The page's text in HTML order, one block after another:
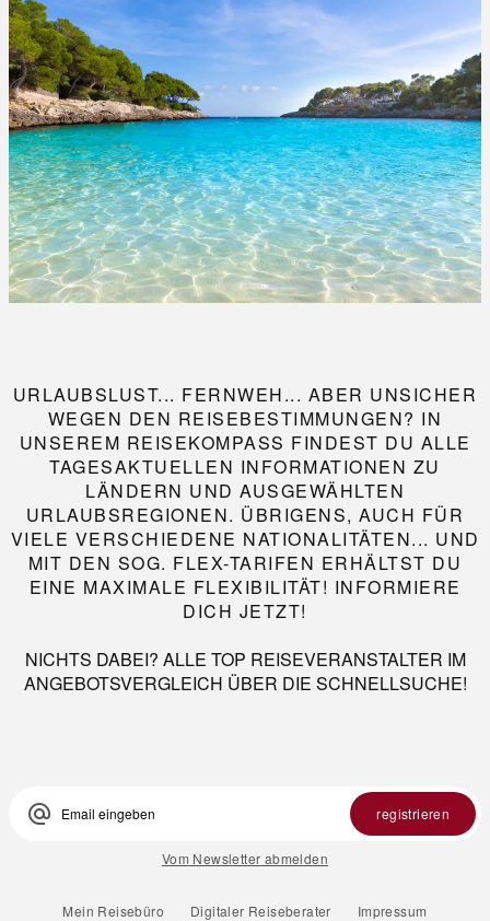
URLAUBSLUST... FERNWEH... ABER UNSICHER
WEGEN DEN REISEBESTIMMUNGEN? IN
UNSEREM REISEKOMPASS FINDEST DU ALLE
TAGESAKTUELLEN INFORMATIONEN ZU
LÄNDERN UND AUSGEWÄHLTEN
URLAUBSREGIONEN. ÜBRIGENS, AUCH FÜR
VIELE VERSCHIEDENE NATIONALITÄTEN... UND
MIT DEN SOG. FLEX-TARIFEN ERHÄLTST DU
EINE MAXIMALE FLEXIBILITÄT! INFORMIERE
DICH JETZT!
NICHTS DABEI? ALLE TOP REISEVERANSTALTER IM
ANGEBOTSVERGLEICH ÜBER DIE SCHNELLSUCHE!
alternate_email registrieren
Vom Newsletter abmelden
Mein Reisebüro Digitaler Reiseberater
Impressum